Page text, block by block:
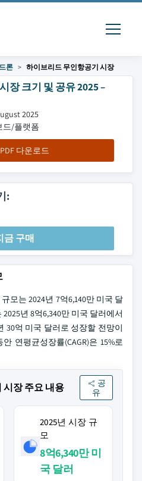
론 하이브리드 무인항공기 시장
장 크기 및 공유 2025 –
2025
드/플랫폼
다운로드
:
금 구매
모는 2024년 7억6,140만 미국 달
년 8억6,340만 미국 달러에서
30억 미국 달러로 성장할 전망이
연평균성장률(CAGR)은 15%로
장 주요 내용
공
유
2025년 시장 규
모
8억6,340만 미
국 달러